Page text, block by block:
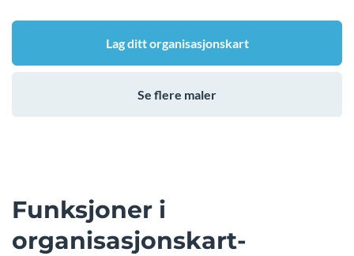
Lag ditt organisasjonskart
Se flere maler
Funksjoner i
organisasjonskart-